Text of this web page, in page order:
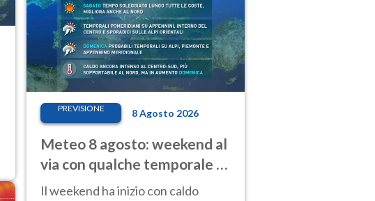
PREVISIONE 8 Agosto 2026
Meteo 8 agosto: weekend al
via con qualche temporale e
caldo estremo al Centro-Sud
Il weekend ha inizio con caldo